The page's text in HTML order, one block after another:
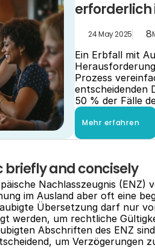
erforderlich
24 May 2025 8
Ein Erbfall mit
Prozess
entscheidenden
50 % der Fälle
Mehr erfahren
briefly and concisely
Nachlasszeugnis
im Ausland aber oft eine
Übersetzung darf nur
werden, um rechtliche
Abschriften des ENZ
um Verzögerungen